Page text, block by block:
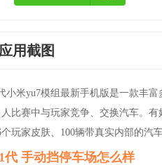
应用截图
小米yu7模组最新手机版是一款丰
比赛中与玩家竞争、交换汽车。
玩家皮肤、100辆带真实内部的汽
代 手动挡停车场怎么样